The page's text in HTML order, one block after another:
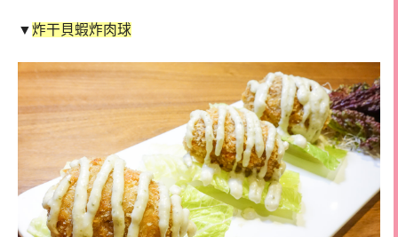
▼炸干貝蝦炸肉球